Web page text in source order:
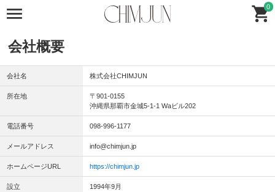
0
会社概要
会社名 株式会社CHIMJUN
所在地
〒901-0155
沖縄県那覇市金城5-1-1 Waビル202
電話番号 098-996-1177
メールアドレス info@chimjun.jp
ホームページURL https://chimjun.jp
設立 1994年9月